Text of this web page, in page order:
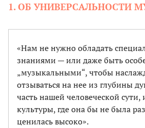
1. ОБ УНИВЕРСАЛЬНОСТИ
«Нам не нужно обладать
знаниями — или даже быть
„музыкальными“, чтобы
отзываться на нее из глубины
часть нашей человеческой сути,
культуры, где она бы не была
ценилась высоко».